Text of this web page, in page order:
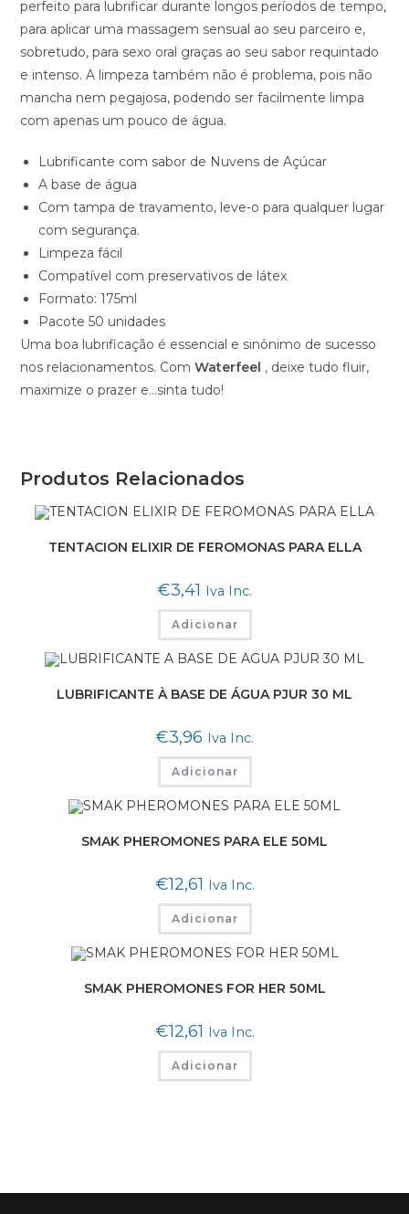
perfeito para lubrificar durante longos períodos de tempo,
para aplicar uma massagem sensual ao seu parceiro e,
sobretudo, para sexo oral graças ao seu sabor requintado
e intenso. A limpeza também não é problema, pois não
mancha nem pegajosa, podendo ser facilmente limpa
com apenas um pouco de água.
Lubrificante com sabor de Nuvens de Açúcar
A base de água
Com tampa de travamento, leve-o para qualquer lugar
com segurança.
Limpeza fácil
Compatível com preservativos de látex
Formato: 175ml
Pacote 50 unidades
Uma boa lubrificação é essencial e sinônimo de sucesso
nos relacionamentos. ComWaterfeel , deixe tudo fluir,
maximize o prazer e…sinta tudo!
Produtos Relacionados
TENTACION ELIXIR DE FEROMONAS PARA ELLA
€3,41 Iva Inc.
Adicionar
LUBRIFICANTE À BASE DE ÁGUA PJUR 30 ML
€3,96 Iva Inc.
Adicionar
SMAK PHEROMONES PARA ELE 50ML
€12,61 Iva Inc.
Adicionar
SMAK PHEROMONES FOR HER 50ML
€12,61 Iva Inc.
Adicionar